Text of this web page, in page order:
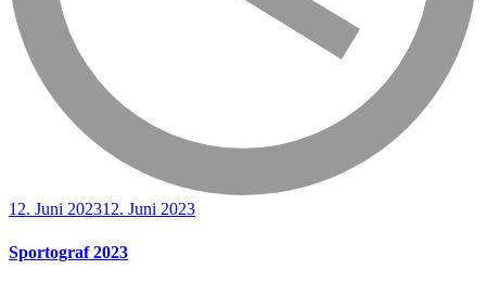
12. Juni 202312. Juni 2023
Sportograf 2023